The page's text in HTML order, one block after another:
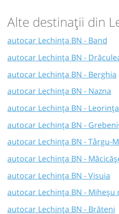
Alte destinații din
autocar Lechința BN - Band
autocar Lechința BN -
autocar Lechința BN - Berghia
autocar Lechința BN - Nazna
autocar Lechința BN - Leorința
autocar Lechința BN -
autocar Lechința BN - Târgu-
autocar Lechința BN -
autocar Lechința BN - Visuia
autocar Lechința BN - Miheșu
autocar Lechința BN - Brăteni